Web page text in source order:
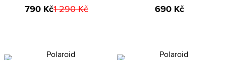
790 Kč1 290 Kč 690 Kč